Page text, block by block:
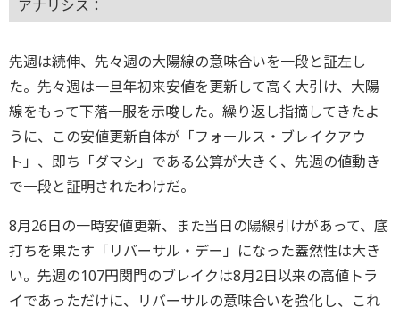
アナリシス：
先週は続伸、先々週の大陽線の意味合いを一段と証左し
た。先々週は一旦年初来安値を更新して高く大引け、大陽
線をもって下落一服を示唆した。繰り返し指摘してきたよ
うに、この安値更新自体が「フォールス・ブレイクアウ
ト」、即ち「ダマシ」である公算が大きく、先週の値動き
で一段と証明されたわけだ。
8月26日の一時安値更新、また当日の陽線引けがあって、底
打ちを果たす「リバーサル・デー」になった蓋然性は大き
い。先週の107円関門のブレイクは8月2日以来の高値トラ
イであっただけに、リバーサルの意味合いを強化し、これ